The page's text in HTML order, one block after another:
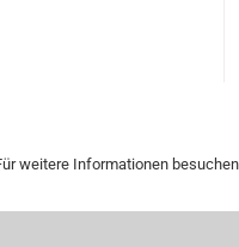
weitere Informationen